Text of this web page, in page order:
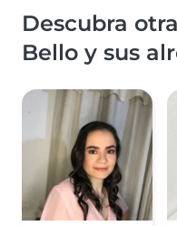
Descubra
Bello y sus